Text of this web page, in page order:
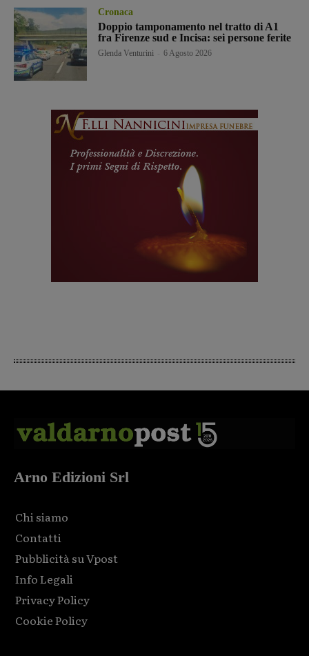
Cronaca
Doppio tamponamento nel tratto di A1
fra Firenze sud e Incisa: sei persone ferite
Glenda Venturini 6 Agosto 2026
Arno Edizioni Srl
Chi siamo
Contatti
Pubblicità su Vpost
Info Legali
Privacy Policy
Cookie Policy